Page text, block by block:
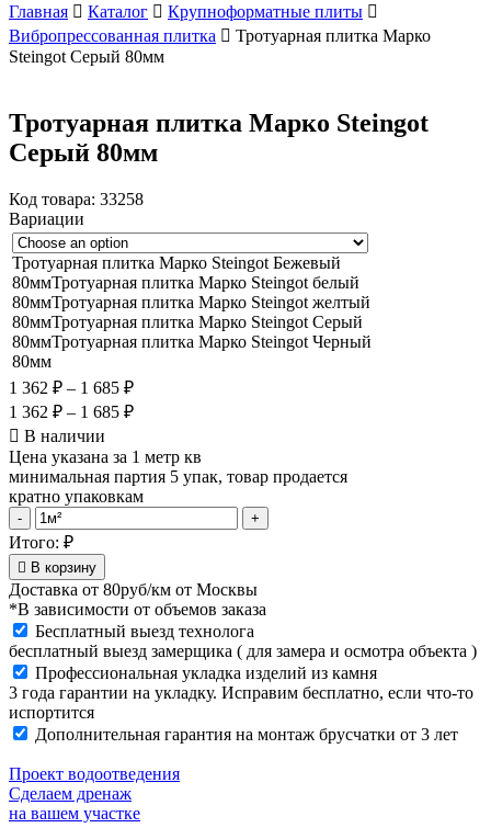
Главная
Каталог
Крупноформатные плиты
Вибропрессованная плитка
Тротуарная плитка Марко
Steingot Серый 80мм
Тротуарная плитка Марко Steingot
Серый 80мм
Код товара: 33258
Вариации
Тротуарная плитка Марко Steingot Бежевый
80ммТротуарная плитка Марко Steingot белый
80ммТротуарная плитка Марко Steingot желтый
80ммТротуарная плитка Марко Steingot Серый
80ммТротуарная плитка Марко Steingot Черный
80мм
1 362 ₽ – 1 685 ₽
1 362 ₽ – 1 685 ₽
В наличии
Цена указана за 1 метр кв
минимальная партия 5 упак, товар продается
кратно упаковкам
Тротуарная
плитка
Марко
Steingot
Серый
80мм
quantity
- +
Итого: ₽
В корзину
Доставка от 80руб/км от Москвы
*В зависимости от объемов заказа
Бесплатный выезд технолога
бесплатный выезд замерщика ( для замера и осмотра объекта )
Профессиональная укладка изделий из камня
3 года гарантии на укладку. Исправим бесплатно, если что-то
испортится
Дополнительная гарантия на монтаж брусчатки от 3 лет
Проект водоотведения
Сделаем дренаж
на вашем участке